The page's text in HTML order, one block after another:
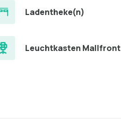
Ladentheke(n)
Leuchtkasten Mallfront